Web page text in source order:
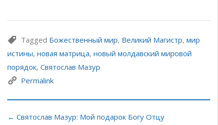
Tagged Божественный мир, Великий Магистр, мир
истины, новая матрица, новый молдавский мировой
порядок, Святослав Мазур
Permalink
← Святослав Мазур: Мой подарок Богу Отцу